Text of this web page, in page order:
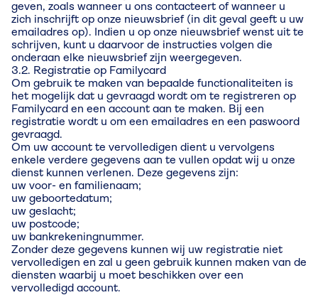
geven, zoals wanneer u ons contacteert of wanneer u
zich inschrijft op onze nieuwsbrief (in dit geval geeft u uw
emailadres op). Indien u op onze nieuwsbrief wenst uit te
schrijven, kunt u daarvoor de instructies volgen die
onderaan elke nieuwsbrief zijn weergegeven.
3.2. Registratie op Familycard
Om gebruik te maken van bepaalde functionaliteiten is
het mogelijk dat u gevraagd wordt om te registreren op
Familycard en een account aan te maken. Bij een
registratie wordt u om een emailadres en een paswoord
gevraagd.
Om uw account te vervolledigen dient u vervolgens
enkele verdere gegevens aan te vullen opdat wij u onze
dienst kunnen verlenen. Deze gegevens zijn:
uw voor- en familienaam;
uw geboortedatum;
uw geslacht;
uw postcode;
uw bankrekeningnummer.
Zonder deze gegevens kunnen wij uw registratie niet
vervolledigen en zal u geen gebruik kunnen maken van de
diensten waarbij u moet beschikken over een
vervolledigd account.